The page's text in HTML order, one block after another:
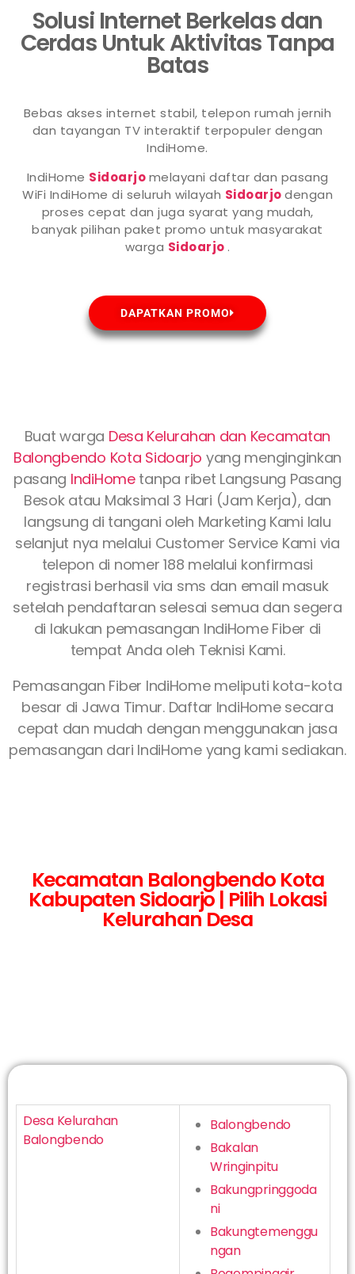
Solusi Internet Berkelas dan
Cerdas Untuk Aktivitas Tanpa
Batas
Bebas akses internet stabil, telepon rumah jernih
dan tayangan TV interaktif terpopuler dengan
IndiHome.
IndiHome Sidoarjomelayani daftar dan pasang
WiFi IndiHome di seluruh wilayah Sidoarjodengan
proses cepat dan juga syarat yang mudah,
banyak pilihan paket promo untuk masyarakat
warga Sidoarjo .
DAPATKAN PROMO
Buat warga Desa Kelurahan dan Kecamatan
Balongbendo Kota Sidoarjo yang menginginkan
pasang IndiHometanpa ribet Langsung Pasang
Besok atau Maksimal 3 Hari (Jam Kerja), dan
langsung di tangani oleh Marketing Kami lalu
selanjut nya melalui Customer Service Kami via
telepon di nomer 188 melalui konfirmasi
registrasi berhasil via sms dan email masuk
setelah pendaftaran selesai semua dan segera
di lakukan pemasangan IndiHome Fiber di
tempat Anda oleh Teknisi Kami.
Pemasangan Fiber IndiHome meliputi kota-kota
besar di Jawa Timur. Daftar IndiHome secara
cepat dan mudah dengan menggunakan jasa
pemasangan dari IndiHome yang kami sediakan.
Kecamatan Balongbendo Kota
Kabupaten Sidoarjo | Pilih Lokasi
Kelurahan Desa
Desa Kelurahan
Balongbendo
Balongbendo
Bakalan
Wringinpitu
Bakungpringgoda
ni
Bakungtemenggu
ngan